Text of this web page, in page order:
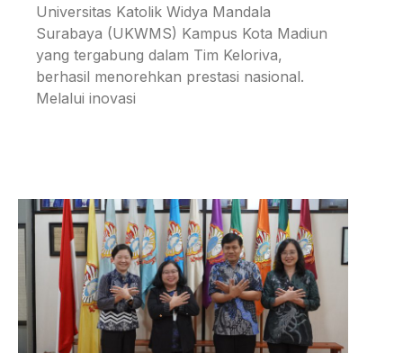
Universitas Katolik Widya Mandala
Surabaya (UKWMS) Kampus Kota Madiun
yang tergabung dalam Tim Keloriva,
berhasil menorehkan prestasi nasional.
Melalui inovasi